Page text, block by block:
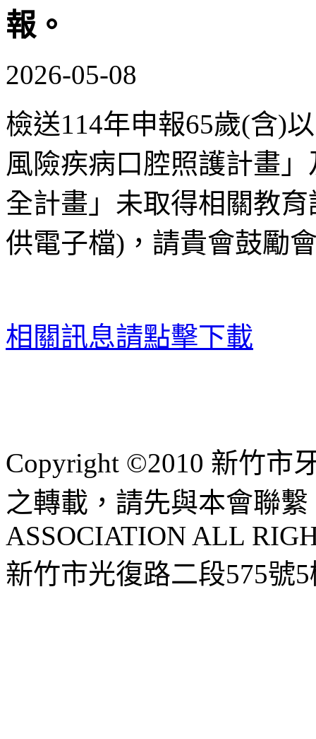
報。
2026-05-08
檢送114年申報65歲(含)
風險疾病口腔照護計畫
全計畫」未取得相關教
供電子檔)，請貴會鼓勵
相關訊息請點擊下載
Copyright ©2010 新竹市
之轉載，請先與本會聯
ASSOCIATION ALL
新竹市光復路二段575號